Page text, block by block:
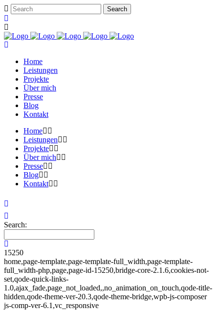
Home
Leistungen
Projekte
Über mich
Presse
Blog
Kontakt
Home
Leistungen
Projekte
Über mich
Presse
Blog
Kontakt
Search:
15250
home,page-template,page-template-full_width,page-template-
full_width-php,page,page-id-15250,bridge-core-2.1.6,cookies-not-
set,qode-quick-links-
1.0,ajax_fade,page_not_loaded,,no_animation_on_touch,qode-title-
hidden,qode-theme-ver-20.3,qode-theme-bridge,wpb-js-composer
js-comp-ver-6.1,vc_responsive